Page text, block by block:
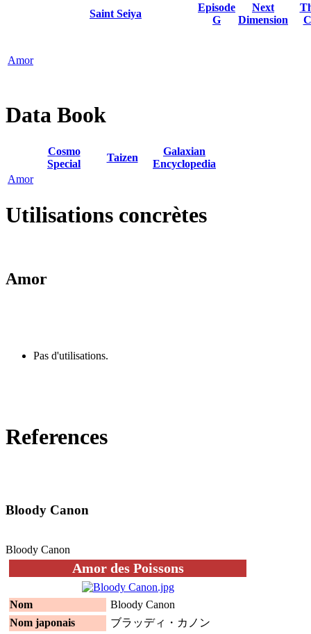
Saint Seiya
Episode
G
Next
Dimension
Amor
Data Book
Cosmo
Special
Taizen
Galaxian
Encyclopedia
Amor
Utilisations concrètes
Amor
Pas d'utilisations.
References
Bloody Canon
Bloody Canon
Amor des Poissons
Nom
Bloody Canon
Nom japonais
ブラッディ・カノン